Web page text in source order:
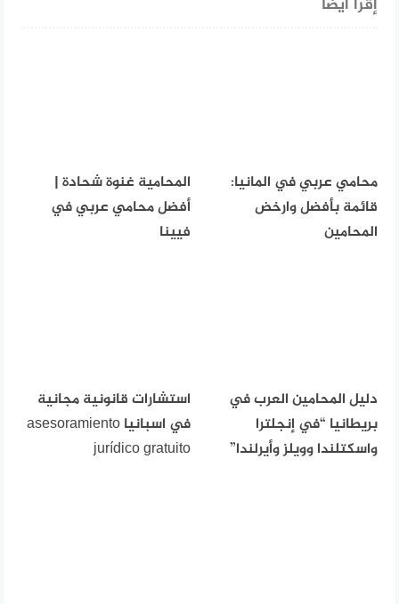
إقرأ أيضا
محامي عربي في المانيا:
قائمة بأفضل وارخض
المحامين
المحامية غنوة شحادة |
أفضل محامي عربي في
فيينا
دليل المحامين العرب في
بريطانيا “في إنجلترا
واسكتلندا وويلز وأيرلندا”
استشارات قانونية مجانية
في اسبانيا asesoramiento
jurídico gratuito